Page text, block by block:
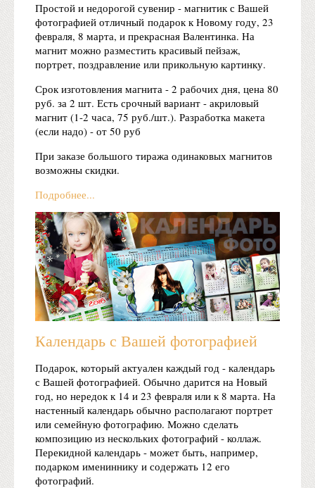
Простой и недорогой сувенир - магнитик с Вашей
фотографией отличный подарок к Новому году, 23
февраля, 8 марта, и прекрасная Валентинка. На
магнит можно разместить красивый пейзаж,
портрет, поздравление или прикольную картинку.
Срок изготовления магнита - 2 рабочих дня, цена 80
руб. за 2 шт. Есть срочный вариант - акриловый
магнит (1-2 часа, 75 руб./шт.). Разработка макета
(если надо) - от 50 руб
При заказе большого тиража одинаковых магнитов
возможны скидки.
Подробнее...
Календарь с Вашей фотографией
Подарок, который актуален каждый год - календарь
с Вашей фотографией. Обычно дарится на Новый
год, но нередок к 14 и 23 февраля или к 8 марта. На
настенный календарь обычно располагают портрет
или семейную фотографию. Можно сделать
композицию из нескольких фотографий - коллаж.
Перекидной календарь - может быть, например,
подарком имениннику и содержать 12 его
фотографий.